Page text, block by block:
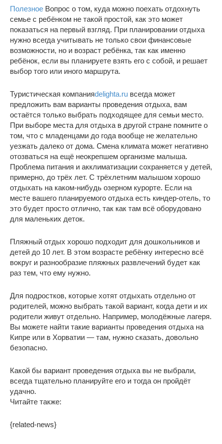
Полезное Вопрос о том, куда можно поехать отдохнуть
семье с ребёнком не такой простой, как это может
показаться на первый взгляд. При планировании отдыха
нужно всегда учитывать не только свои финансовые
возможности, но и возраст ребёнка, так как именно
ребёнок, если вы планируете взять его с собой, и решает
выбор того или иного маршрута.
Туристическая компанияdelighta.ru всегда может
предложить вам варианты проведения отдыха, вам
остаётся только выбрать подходящее для семьи место.
При выборе места для отдыха в другой стране помните о
том, что с младенцами до года вообще не желательно
уезжать далеко от дома. Смена климата может негативно
отозваться на ещё неокрепшем организме малыша.
Проблема питания и акклиматизации сохраняется у детей,
примерно, до трёх лет. С трёхлетним малышом хорошо
отдыхать на каком-нибудь озерном курорте. Если на
месте вашего планируемого отдыха есть киндер-отель, то
это будет просто отлично, так как там всё оборудовано
для маленьких деток.
Пляжный отдых хорошо подходит для дошкольников и
детей до 10 лет. В этом возрасте ребёнку интересно всё
вокруг и разнообразие пляжных развлечений будет как
раз тем, что ему нужно.
Для подростков, которые хотят отдыхать отдельно от
родителей, можно выбрать такой вариант, когда дети и их
родители живут отдельно. Например, молодёжные лагеря.
Вы можете найти такие варианты проведения отдыха на
Кипре или в Хорватии — там, нужно сказать, довольно
безопасно.
Какой бы вариант проведения отдыха вы не выбрали,
всегда тщательно планируйте его и тогда он пройдёт
удачно.
Читайте также:
{related-news}